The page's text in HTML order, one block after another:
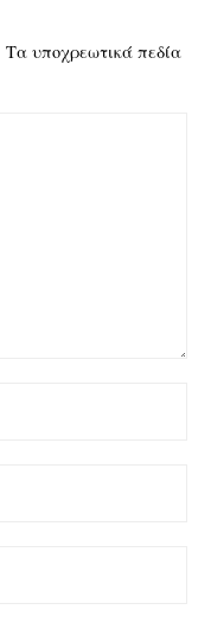
Τα υποχρεωτικά πεδία